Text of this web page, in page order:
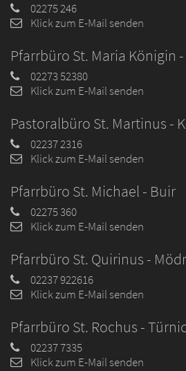
02275 246
Klick zum E-Mail senden
Pfarrbüro St. Maria Königin
02273 52380
Klick zum E-Mail senden
Pastoralbüro St. Martinus -
02237 2316
Klick zum E-Mail senden
Pfarrbüro St. Michael - Buir
02275 360
Klick zum E-Mail senden
Pfarrbüro St. Quirinus -
02237 922616
Klick zum E-Mail senden
Pfarrbüro St. Rochus -
02237 7335
Klick zum E-Mail senden